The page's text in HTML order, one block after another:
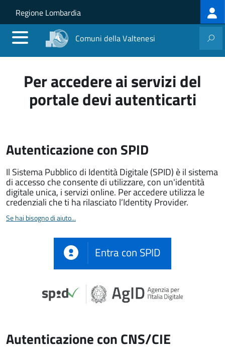
Salta al contenuto principale
Skip to site navigation
Regione Lombardia
Comuni della Valtenesi
Per accedere ai servizi del
portale devi autenticarti
Autenticazione con SPID
Il Sistema Pubblico di Identità Digitale (SPID) è il sistema
di accesso che consente di utilizzare, con un'identità
digitale unica, i servizi online. Per accedere utilizza le
credenziali che ti ha rilasciato l’Identity Provider.
Se hai bisogno di aiuto...
Entra con SPID
Autenticazione con CNS/CIE